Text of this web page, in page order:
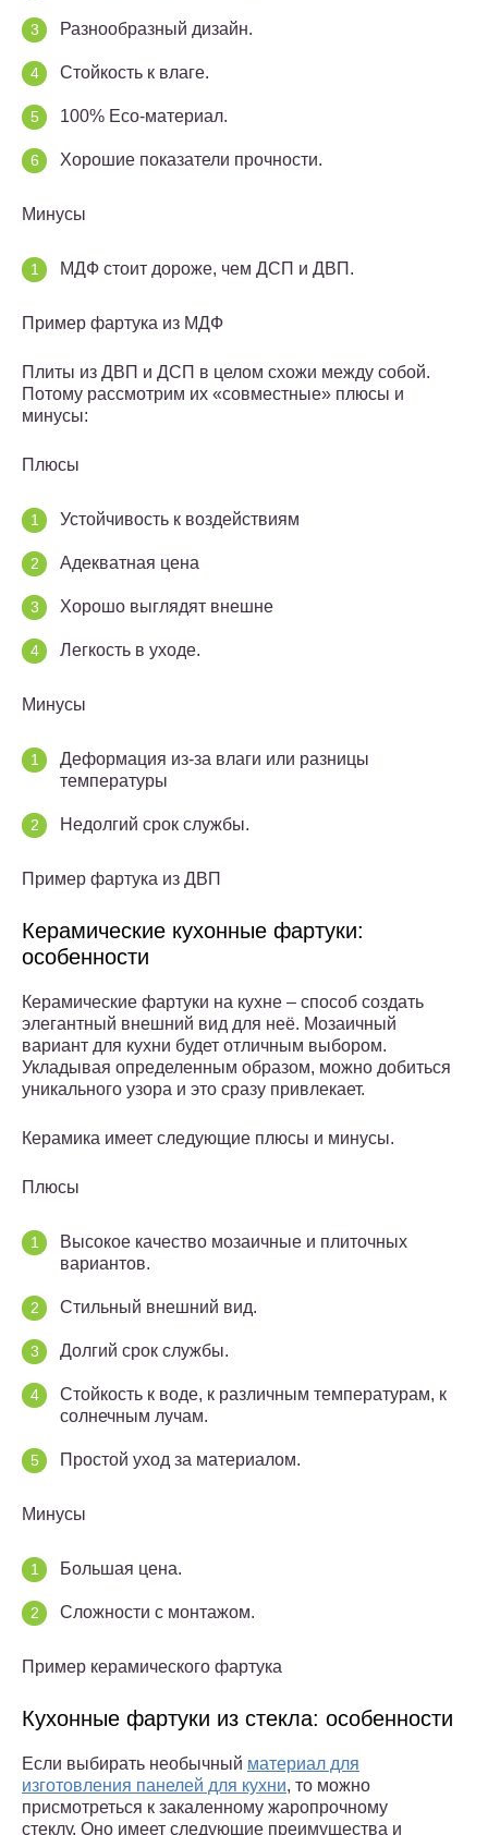
Разнообразный дизайн.
Стойкость к влаге.
100% Eco-материал.
Хорошие показатели прочности.
Минусы
МДФ стоит дороже, чем ДСП и ДВП.
Пример фартука из МДФ
Плиты из ДВП и ДСП в целом схожи между собой.
Потому рассмотрим их «совместные» плюсы и
минусы:
Плюсы
Устойчивость к воздействиям
Адекватная цена
Хорошо выглядят внешне
Легкость в уходе.
Минусы
Деформация из-за влаги или разницы
температуры
Недолгий срок службы.
Пример фартука из ДВП
Керамические кухонные фартуки:
особенности
Керамические фартуки на кухне – способ создать
элегантный внешний вид для неё. Мозаичный
вариант для кухни будет отличным выбором.
Укладывая определенным образом, можно добиться
уникального узора и это сразу привлекает.
Керамика имеет следующие плюсы и минусы.
Плюсы
Высокое качество мозаичные и плиточных
вариантов.
Стильный внешний вид.
Долгий срок службы.
Стойкость к воде, к различным температурам, к
солнечным лучам.
Простой уход за материалом.
Минусы
Большая цена.
Сложности с монтажом.
Пример керамического фартука
Кухонные фартуки из стекла: особенности
Если выбирать необычный материал для
изготовления панелей для кухни, то можно
присмотреться к закаленному жаропрочному
стеклу. Оно имеет следующие преимущества и